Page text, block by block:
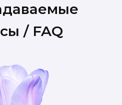
/ FAQ